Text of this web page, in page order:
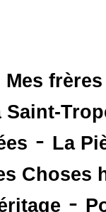
Mes
Saint-
- La
Choses
-